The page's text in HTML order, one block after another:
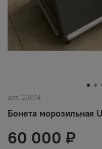
арт. 23014
Бонета морозильная
60 000 ₽